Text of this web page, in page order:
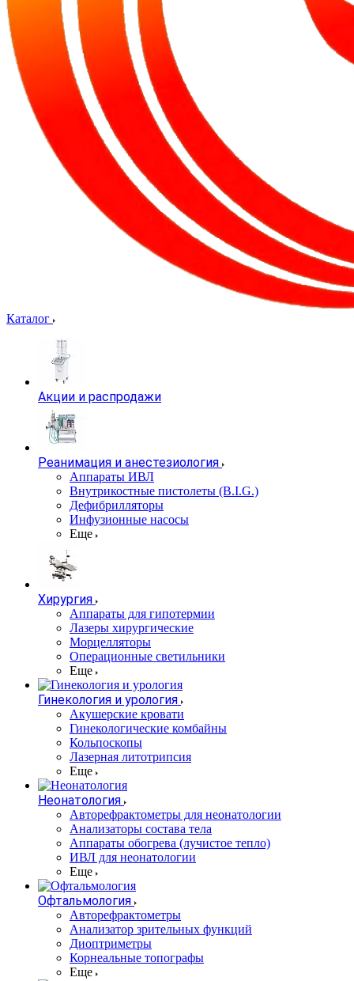
Каталог
Акции и распродажи
Реанимация и анестезиология
Аппараты ИВЛ
Внутрикостные пистолеты (B.I.G.)
Дефибрилляторы
Инфузионные насосы
Еще
Хирургия
Аппараты для гипотермии
Лазеры хирургические
Морцелляторы
Операционные светильники
Еще
Гинекология и урология
Акушерские кровати
Гинекологические комбайны
Кольпоскопы
Лазерная литотрипсия
Еще
Неонатология
Авторефрактометры для неонатологии
Анализаторы состава тела
Аппараты обогрева (лучистое тепло)
ИВЛ для неонатологии
Еще
Офтальмология
Авторефрактометры
Анализатор зрительных функций
Диоптриметры
Корнеальные топографы
Еще